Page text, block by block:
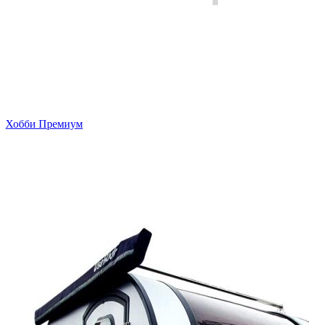
Хобби Премиум